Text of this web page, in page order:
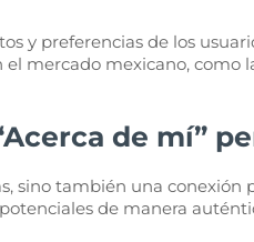
y preferencias de los
mercado mexicano,
de mí”
sino también una
de manera